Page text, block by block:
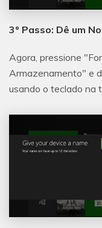
momentos
3º Passo: Dê um
Agora, pressione
Armazenamento" e
usando o teclado na